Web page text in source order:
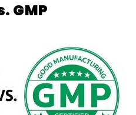
GMP